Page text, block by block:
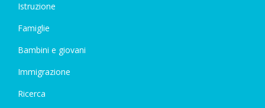
Istruzione
Famiglie
Bambini e giovani
Immigrazione
Ricerca